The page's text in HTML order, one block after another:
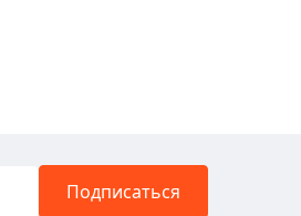
Подписаться